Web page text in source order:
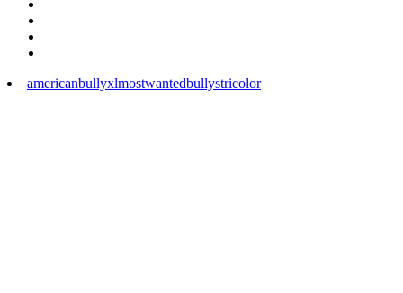
americanbullyxlmostwantedbullystricolor